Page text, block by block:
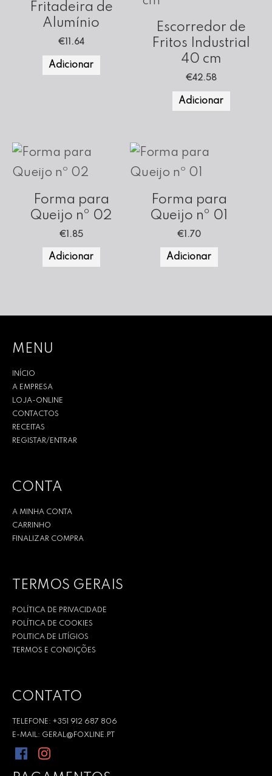
Fritadeira de
Alumínio
€ 11.64
Adicionar
Escorredor de
Fritos Industrial
40 cm
€42.58
Adicionar
Forma para
Queijo nº 02
€ 1.85
Adicionar
Forma para
Queijo nº 01
€ 1.70
Adicionar
MENU
INÍCIO
A EMPRESA
LOJA-ONLINE
CONTACTOS
RECEITAS
REGISTAR/ENTRAR
CONTA
A MINHA CONTA
CARRINHO
FINALIZAR COMPRA
TERMOS GERAIS
POLÍTICA DE PRIVACIDADE
POLÍTICA DE COOKIES
POLITICA DE LITÍGIOS
TERMOS E CONDIÇÕES
CONTATO
TELEFONE: +351 912 687 806
E-MAIL: GERAL@FOXLINE.PT